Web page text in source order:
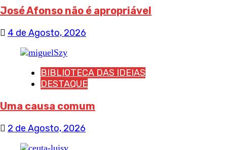
José Afonso não é apropriável
4 de Agosto, 2026
BIBLIOTECA DAS IDEIAS
DESTAQUE
Uma causa comum
2 de Agosto, 2026